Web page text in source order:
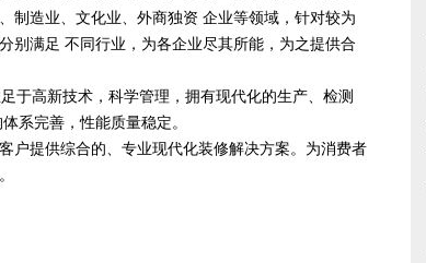
制造业、文化业、外商独资 企业等领域，针对较为
别满足 不同行业，为各企业尽其所能，为之提供合
于高新技术，科学管理，拥有现代化的生产、检测
系完善，性能质量稳定。
户提供综合的、专业现代化装修解决方案。为消费者